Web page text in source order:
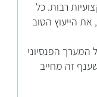
רבות. כל
הייעוץ הטוב
המערך הפנסיוני
זה מחייב